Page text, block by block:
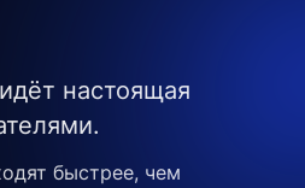
настоящая
быстрее, чем